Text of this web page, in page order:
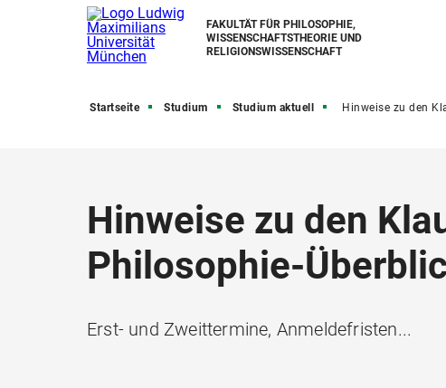
FAKULTÄT FÜR PHILOSOPHIE,
WISSENSCHAFTSTHEORIE UND
RELIGIONSWISSENSCHAFT
Startseite Studium Studium aktuell Hinweise zu den Klausuren in den BA-Philosophie-Überblicksvorlesungen
Hinweise zu den
Philosophie-
Erst- und Zweittermine, Anmeldefristen...